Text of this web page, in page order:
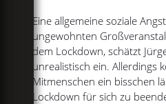
Eine allgemeine soziale
ungewohnten
dem Lockdown, schätzt
unrealistisch ein. Allerdings
Mitmenschen ein bisschen
Lockdown für sich zu